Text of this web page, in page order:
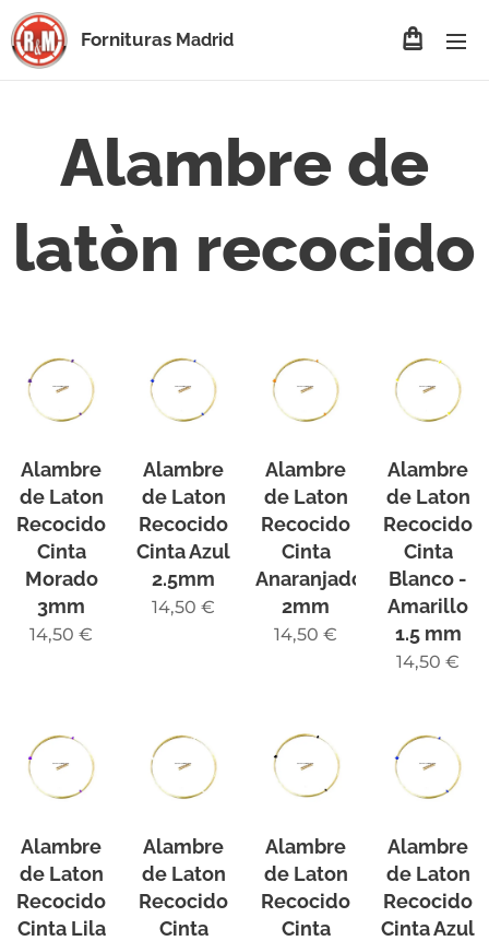
Fornituras Madrid
Alambre de
latòn recocido
Alambre
de Laton
Recocido
Cinta
Morado
3mm
14,50 €
Alambre
de Laton
Recocido
Cinta Azul
2.5mm
14,50 €
Alambre
de Laton
Recocido
Cinta
Anaranjado
2mm
14,50 €
Alambre
de Laton
Recocido
Cinta
Blanco -
Amarillo
1.5 mm
14,50 €
Alambre
de Laton
Recocido
Cinta Lila
Alambre
de Laton
Recocido
Cinta
Alambre
de Laton
Recocido
Cinta
Alambre
de Laton
Recocido
Cinta Azul